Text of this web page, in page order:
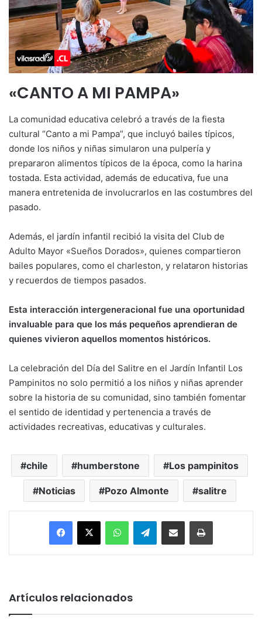
«CANTO A MI PAMPA»
La comunidad educativa celebró a través de la fiesta
cultural “Canto a mi Pampa”, que incluyó bailes típicos,
donde los niños y niñas simularon una pulpería y
prepararon alimentos típicos de la época, como la harina
tostada. Esta actividad, además de educativa, fue una
manera entretenida de involucrarlos en las costumbres del
pasado.
Además, el jardín infantil recibió la visita del Club de
Adulto Mayor «Sueños Dorados», quienes compartieron
bailes populares, como el charleston, y relataron historias
y recuerdos de tiempos pasados.
Esta interacción intergeneracional fue una oportunidad
invaluable para que los más pequeños aprendieran de
quienes vivieron aquellos momentos históricos.
La celebración del Día del Salitre en el Jardín Infantil Los
Pampinitos no solo permitió a los niños y niñas aprender
sobre la historia de su comunidad, sino también fomentar
el sentido de identidad y pertenencia a través de
actividades recreativas, educativas y culturales.
chile humberstone Los pampinitos
Noticias Pozo Almonte salitre
Facebook
X WhatsAppTelegramEnviar vía email Imprimir
Artículos relacionados